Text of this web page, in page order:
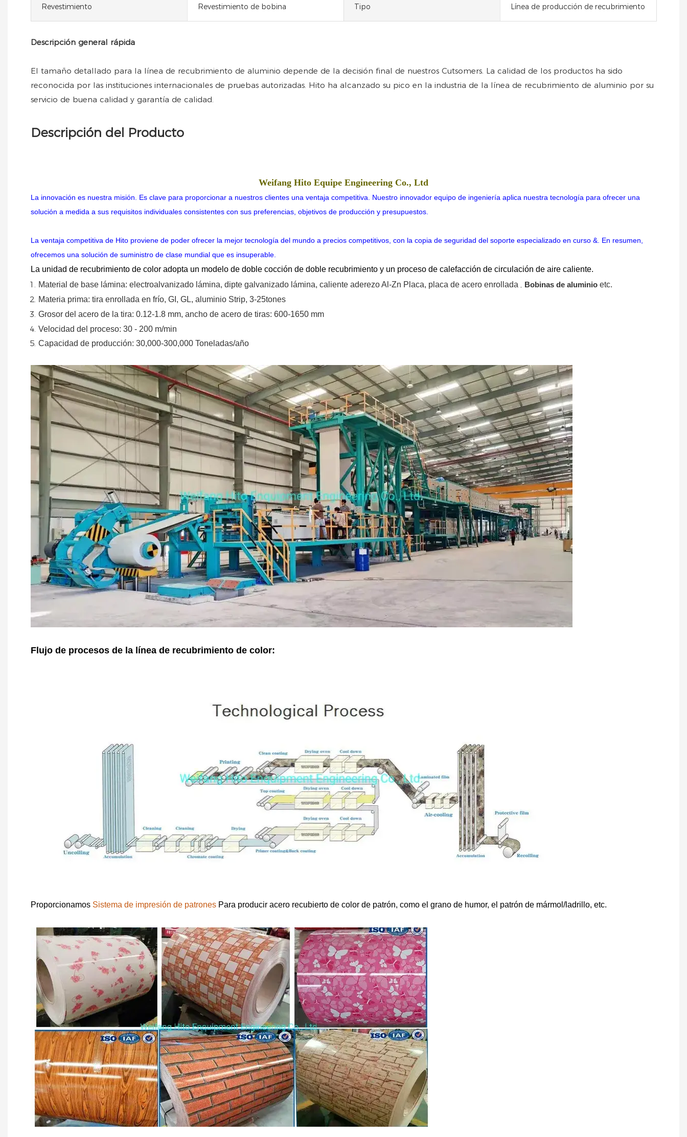
Revestimiento Revestimiento de bobina Tipo Línea de producción de recubrimiento
Descripción general rápida
El tamaño detallado para la línea de recubrimiento de aluminio depende de la decisión final de nuestros Cutsomers. La calidad de los productos ha sido
reconocida por las instituciones internacionales de pruebas autorizadas. Hito ha alcanzado su pico en la industria de la línea de recubrimiento de aluminio por su
servicio de buena calidad y garantía de calidad.
Descripción del Producto
Weifang Hito Equipe Engineering Co., Ltd
La innovación es nuestra misión. Es clave para proporcionar a nuestros clientes una ventaja competitiva. Nuestro innovador equipo de ingeniería aplica nuestra tecnología para ofrecer una
solución a medida a sus requisitos individuales consistentes con sus preferencias, objetivos de producción y presupuestos.
La ventaja competitiva de Hito proviene de poder ofrecer la mejor tecnología del mundo a precios competitivos, con la copia de seguridad del soporte especializado en curso &. En resumen,
ofrecemos una solución de suministro de clase mundial que es insuperable.
La unidad de recubrimiento de color adopta un modelo de doble cocción de doble recubrimiento y un proceso de calefacción de circulación de aire caliente.
Material de base lámina: electroalvanizado lámina, dipte galvanizado lámina, caliente aderezoAl-Zn Placa, placa de acero enrollada , Bobinas de aluminio etc.
Materia prima: tira enrollada en frío, GI, GL, aluminio Strip, 3-25tones
Grosor del acero de la tira: 0.12-1.8 mm, ancho de acero de tiras: 600-1650 mm
Velocidad del proceso: 30 - 200 m/min
Capacidad de producción: 30,000-300,000 Toneladas/año
Flujo de procesos de la línea de recubrimiento de color:
Proporcionamos Sistema de impresión de patrones Para producir acero recubierto de color de patrón, como el grano de humor, el patrón de mármol/ladrillo, etc.